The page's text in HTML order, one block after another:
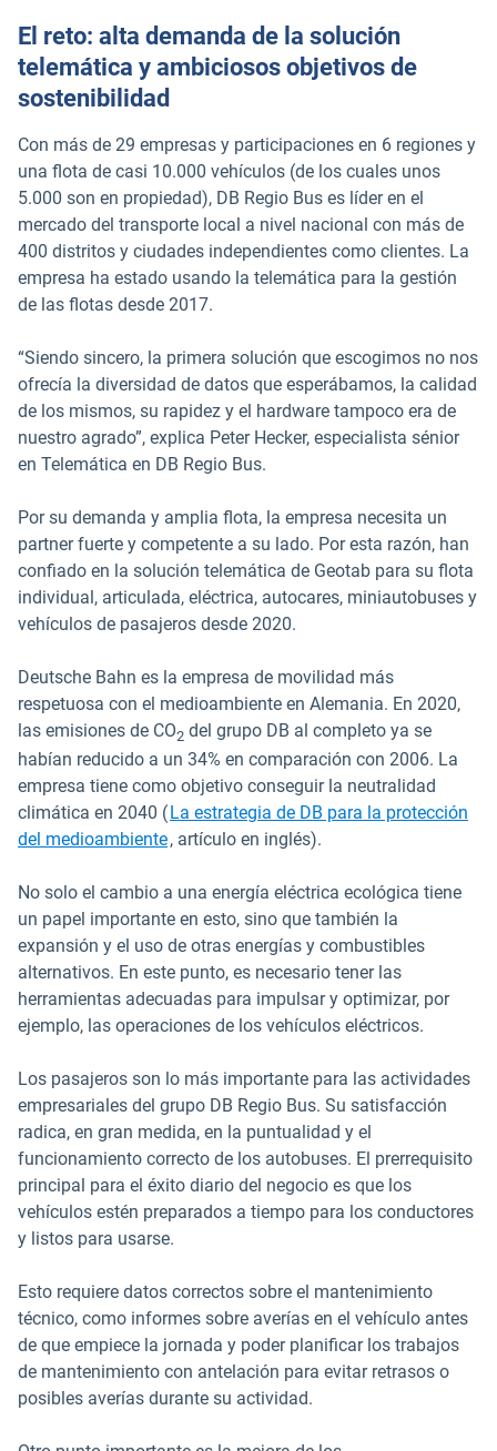
El reto: alta demanda de la solución
telemática y ambiciosos objetivos de
sostenibilidad
Con más de 29 empresas y participaciones en 6 regiones y
una flota de casi 10.000 vehículos (de los cuales unos
5.000 son en propiedad), DB Regio Bus es líder en el
mercado del transporte local a nivel nacional con más de
400 distritos y ciudades independientes como clientes. La
empresa ha estado usando la telemática para la gestión
de las flotas desde 2017.
“Siendo sincero, la primera solución que escogimos no nos
ofrecía la diversidad de datos que esperábamos, la calidad
de los mismos, su rapidez y el hardware tampoco era de
nuestro agrado”, explica Peter Hecker, especialista sénior
en Telemática en DB Regio Bus.
Por su demanda y amplia flota, la empresa necesita un
partner fuerte y competente a su lado. Por esta razón, han
confiado en la solución telemática de Geotab para su flota
individual, articulada, eléctrica, autocares, miniautobuses y
vehículos de pasajeros desde 2020.
Deutsche Bahn es la empresa de movilidad más
respetuosa con el medioambiente en Alemania. En 2020,
las emisiones de CO2 del grupo DB al completo ya se
habían reducido a un 34% en comparación con 2006. La
empresa tiene como objetivo conseguir la neutralidad
climática en 2040 (La estrategia de DB para la protección
del medioambienteAbrir en una nueva ventana
, artículo en inglés).
No solo el cambio a una energía eléctrica ecológica tiene
un papel importante en esto, sino que también la
expansión y el uso de otras energías y combustibles
alternativos. En este punto, es necesario tener las
herramientas adecuadas para impulsar y optimizar, por
ejemplo, las operaciones de los vehículos eléctricos.
Los pasajeros son lo más importante para las actividades
empresariales del grupo DB Regio Bus. Su satisfacción
radica, en gran medida, en la puntualidad y el
funcionamiento correcto de los autobuses. El prerrequisito
principal para el éxito diario del negocio es que los
vehículos estén preparados a tiempo para los conductores
y listos para usarse.
Esto requiere datos correctos sobre el mantenimiento
técnico, como informes sobre averías en el vehículo antes
de que empiece la jornada y poder planificar los trabajos
de mantenimiento con antelación para evitar retrasos o
posibles averías durante su actividad.